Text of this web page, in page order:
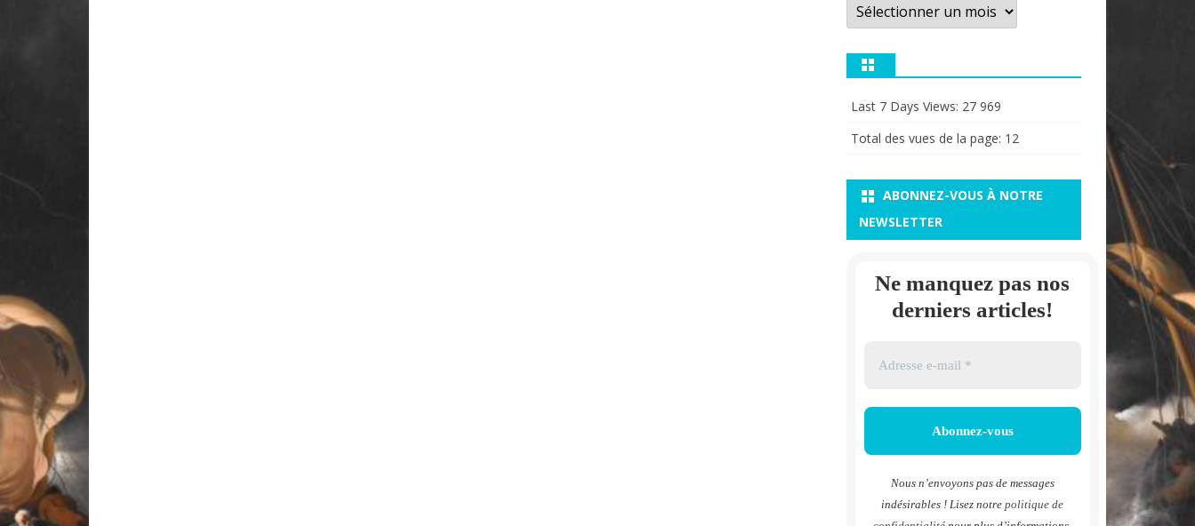
Last 7 Days Views: 27 969
Total des vues de la page: 12
ABONNEZ-VOUS À NOTRE
NEWSLETTER
Ne manquez pas nos
derniers articles!
Nous n’envoyons pas de messages
indésirables ! Lisez notrepolitique de